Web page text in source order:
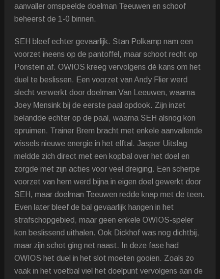
aanvaller omspeelde doelman Teeuwen en schoof
beheerst de 1-0 binnen.
SEH bleef echter gevaarlijk. Stan Polkamp nam een
voorzet ineens op de pantoffel, maar schoot recht op
Ponstein af. OWIOS kreeg vervolgens dé kans om het
duel te beslissen. Een voorzet van Andy Flier werd
slecht verwerkt door doelman Van Leeuwen, waarna
Joey Mensink bij de eerste paal opdook. Zijn inzet
belandde echter op de paal, waarna SEH alsnog kon
opruimen. Trainer Brem bracht met enkele aanvallende
wissels nieuwe energie in het elftal. Jasper Uitslag
meldde zich direct met een kopbal over het doel en
zorgde met zijn acties voor veel dreiging. Een scherpe
voorzet van hem werd bijna in eigen doel gewerkt door
SEH, maar doelman Teeuwen redde knap met de teen.
Even later bleef de bal gevaarlijk hangen in het
strafschopgebied, maar geen enkele OWIOS-speler
kon beslissend uithalen. Ook Dickhof was nog dichtbij,
maar zijn schot ging net naast. In deze fase had
OWIOS het duel in het slot moeten gooien. Zoals zo
vaak in het voetbal viel het doelpunt vervolgens aan de